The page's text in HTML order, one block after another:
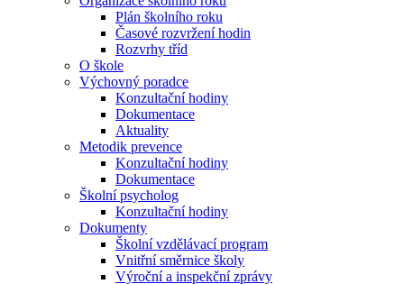
Plán školního roku
Časové rozvržení hodin
Rozvrhy tříd
O škole
Výchovný poradce
Konzultační hodiny
Dokumentace
Aktuality
Metodik prevence
Konzultační hodiny
Dokumentace
Školní psycholog
Konzultační hodiny
Dokumenty
Školní vzdělávací program
Vnitřní směrnice školy
Výroční a inspekční zprávy